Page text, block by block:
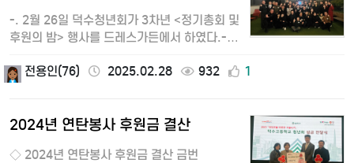
-. 2월 26일 덕수청년회가 3차년 <정기총회 및
후원의 밤> 행사를 드레스가든에서 하였다.-.
전용인(76)
2025.02.28 932 1
2024년 연탄봉사 후원금 결산
◇ 2024년 연탄봉사 후원금 결산 금번